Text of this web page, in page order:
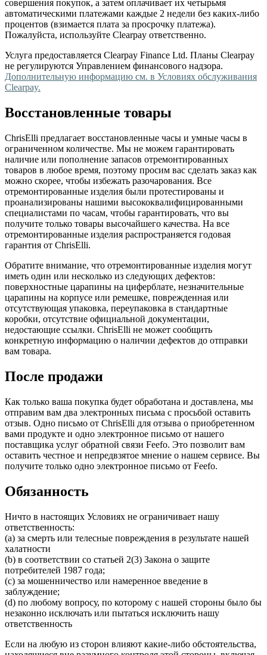
совершения покупок, а затем оплачивает их четырьмя
автоматическими платежами каждые 2 недели без каких-либо
процентов (взимается плата за просрочку платежа).
Пожалуйста, используйте Clearpay ответственно.
Услуга предоставляется Clearpay Finance Ltd. Планы Clearpay
не регулируются Управлением финансового надзора.
Дополнительную информацию см. в Условиях обслуживания
Clearpay.
Восстановленные товары
ChrisElli предлагает восстановленные часы и умные часы в
ограниченном количестве. Мы не можем гарантировать
наличие или пополнение запасов отремонтированных
товаров в любое время, поэтому просим вас сделать заказ как
можно скорее, чтобы избежать разочарования. Все
отремонтированные изделия были протестированы и
проанализированы нашими высококвалифицированными
специалистами по часам, чтобы гарантировать, что вы
получите только товары высочайшего качества. На все
отремонтированные изделия распространяется годовая
гарантия от ChrisElli.
Обратите внимание, что отремонтированные изделия могут
иметь один или несколько из следующих дефектов:
поверхностные царапины на циферблате, незначительные
царапины на корпусе или ремешке, поврежденная или
отсутствующая упаковка, переупаковка в стандартные
коробки, отсутствие официальной документации,
недостающие ссылки. ChrisElli не может сообщить
конкретную информацию о наличии дефектов до отправки
вам товара.
После продажи
Как только ваша покупка будет обработана и доставлена, мы
отправим вам два электронных письма с просьбой оставить
отзыв. Одно письмо от ChrisElli для отзыва о приобретенном
вами продукте и одно электронное письмо от нашего
поставщика услуг обратной связи Feefo. Это позволит вам
оставить честное и непредвзятое мнение о нашем сервисе. Вы
получите только одно электронное письмо от Feefo.
Обязанность
Ничто в настоящих Условиях не ограничивает нашу
ответственность:
(a) за смерть или телесные повреждения в результате нашей
халатности
(b) в соответствии со статьей 2(3) Закона о защите
потребителей 1987 года;
(c) за мошенничество или намеренное введение в
заблуждение;
(d) по любому вопросу, по которому с нашей стороны было бы
незаконно исключать или пытаться исключить нашу
ответственность
Если на любую из сторон влияют какие-либо обстоятельства,